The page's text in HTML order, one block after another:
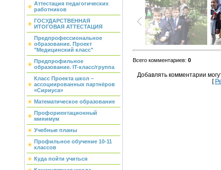
Аттестация педагогических
работников
ГОСУДАРСТВЕННАЯ
ИТОГОВАЯ АТТЕСТАЦИЯ
Предпрофессиональное
образование. Проект
"Медицинский класс"
Предпрофильное
образование. IT-класс/группа
Класс Проекта школ –
ассоциированных партнёров
«Сириуса»
Математическое образование
Профориентационный
минимум
Учебные планы
Профильное обучение 10-11
классов
Куда пойти учиться
Всего комментариев: 0
Добавлять комментарии
[